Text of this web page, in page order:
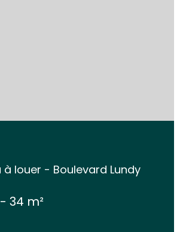
à louer - Boulevard Lundy
34 m²